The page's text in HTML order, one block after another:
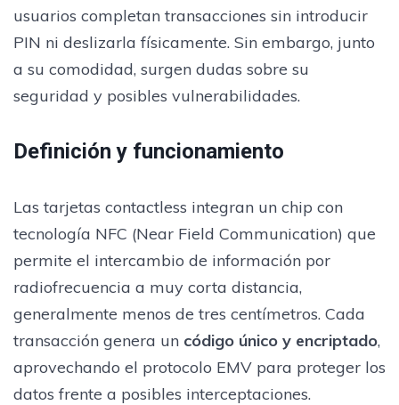
usuarios completan transacciones sin introducir
PIN ni deslizarla físicamente. Sin embargo, junto
a su comodidad, surgen dudas sobre su
seguridad y posibles vulnerabilidades.
Definición y funcionamiento
Las tarjetas contactless integran un chip con
tecnología NFC (Near Field Communication) que
permite el intercambio de información por
radiofrecuencia a muy corta distancia,
generalmente menos de tres centímetros. Cada
transacción genera un código único y encriptado,
aprovechando el protocolo EMV para proteger los
datos frente a posibles interceptaciones.